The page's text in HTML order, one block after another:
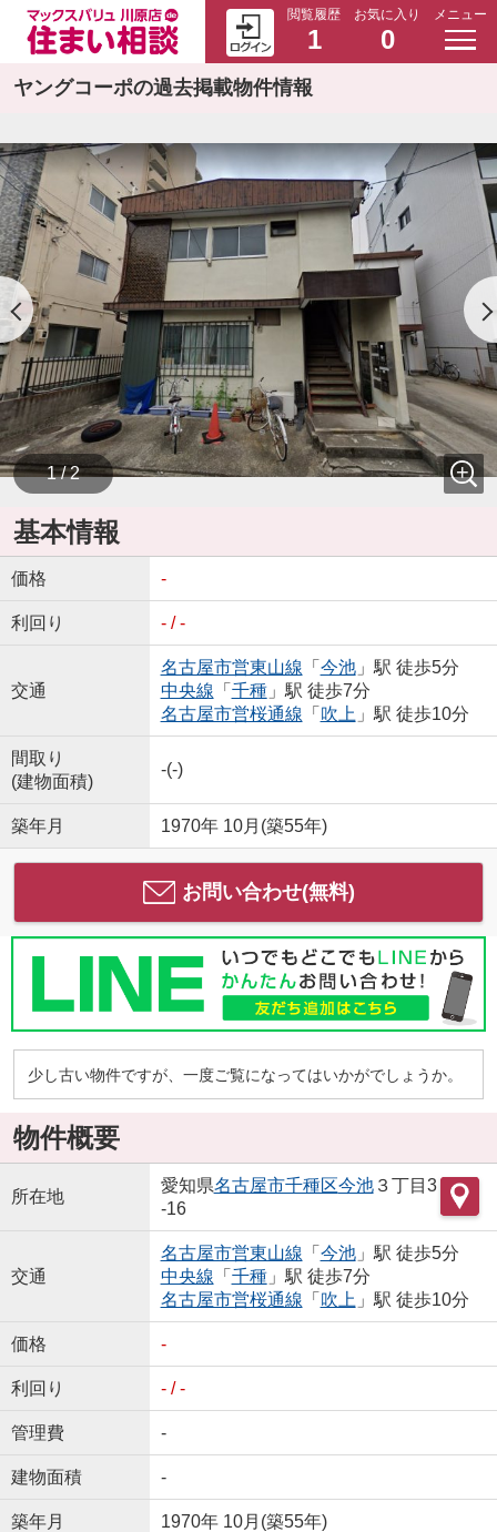
閲覧履歴
1
お気に入り
0
メニュー
ヤングコーポの過去掲載物件情報
1 / 2
基本情報
価格 -
利回り - / -
交通
名古屋市営東山線 「 今池」駅 徒歩5分
中央線 「 千種」駅 徒歩7分
名古屋市営桜通線 「 吹上 」駅 徒歩10分
間取り
(建物面積)
-(-)
築年月 1970年 10月(築55年)
お問い合わせ(無料)
少し古い物件ですが、一度ご覧になってはいかがでしょうか。
物件概要
所在地
愛知県名古屋市千種区今池３丁目3
-16
交通
名古屋市営東山線 「 今池」駅 徒歩5分
中央線 「 千種」駅 徒歩7分
名古屋市営桜通線 「 吹上 」駅 徒歩10分
価格 -
利回り - / -
管理費 -
建物面積 -
築年月 1970年 10月(築55年)